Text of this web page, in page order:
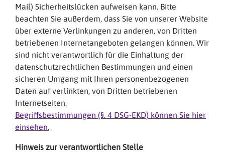
Mail) Sicherheitslücken aufweisen kann. Bitte
beachten Sie außerdem, dass Sie von unserer Website
über externe Verlinkungen zu anderen, von Dritten
betriebenen Internetangeboten gelangen können. Wir
sind nicht verantwortlich für die Einhaltung der
datenschutzrechtlichen Bestimmungen und einen
sicheren Umgang mit Ihren personenbezogenen
Daten auf verlinkten, von Dritten betriebenen
Internetseiten.
Begriffsbestimmungen (§. 4 DSG-EKD) können Sie hier
einsehen.
Hinweis zur verantwortlichen Stelle